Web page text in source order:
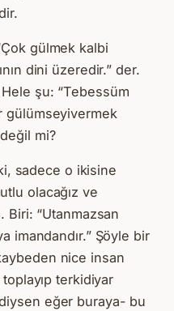
gülmek kalbi
dini üzeredir.” der.
şu: “Tebessüm
gülümseyivermek
mi?
sadece o ikisine
olacağız ve
Biri: “Utanmazsan
imandandır.” Şöyle bir
nice insan
terkidiyar
eğer buraya- bu